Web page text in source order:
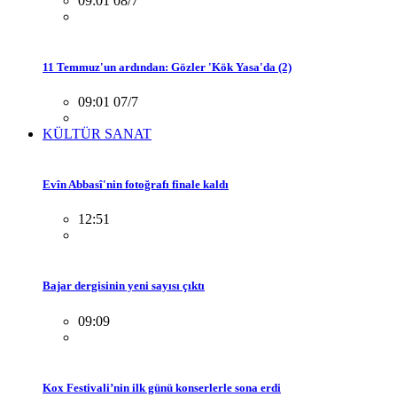
11 Temmuz'un ardından: Gözler 'Kök Yasa'da (2)
09:01 07/7
KÜLTÜR SANAT
Evîn Abbasî'nin fotoğrafı finale kaldı
12:51
Bajar dergisinin yeni sayısı çıktı
09:09
Kox Festivali’nin ilk günü konserlerle sona erdi